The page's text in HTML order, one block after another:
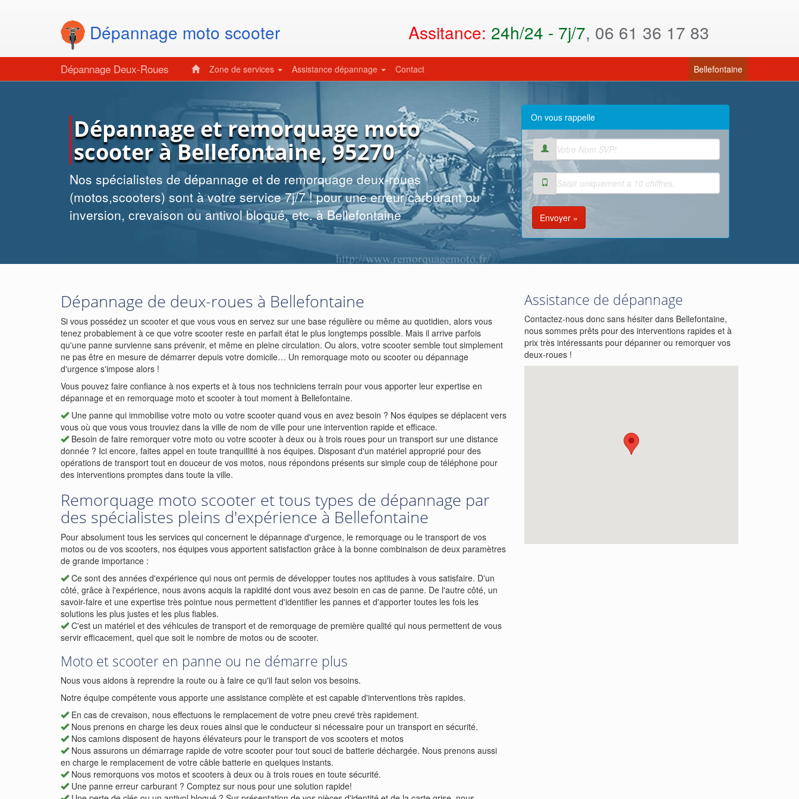
Dépannage moto scooter Assitance: 24h/24 - 7j/7, 06 61 36 17 83
Dépannage Deux-Roues Zone de services Assistance dépannage Contact Bellefontaine(current)
Dépannage et remorquage moto
scooter à Bellefontaine, 95270
Nos spécialistes de dépannage et de remorquage deux-roues
(motos,scooters) sont à votre service 7j/7 ! pour une erreur carburant ou
inversion, crevaison ou antivol bloqué, etc. à Bellefontaine
On vous rappelle
Envoyer »
Dépannage de deux-roues à Bellefontaine
Si vous possédez un scooter et que vous vous en servez sur une base régulière ou même au quotidien, alors vous
tenez probablement à ce que votre scooter reste en parfait état le plus longtemps possible. Mais il arrive parfois
qu'une panne survienne sans prévenir, et même en pleine circulation. Ou alors, votre scooter semble tout simplement
ne pas être en mesure de démarrer depuis votre domicile… Un remorquage moto ou scooter ou dépannage
d'urgence s'impose alors !
Vous pouvez faire confiance à nos experts et à tous nos techniciens terrain pour vous apporter leur expertise en
dépannage et en remorquage moto et scooter à tout moment à Bellefontaine.
Une panne qui immobilise votre moto ou votre scooter quand vous en avez besoin ? Nos équipes se déplacent vers
vous où que vous vous trouviez dans la ville de nom de ville pour une intervention rapide et efficace.
Besoin de faire remorquer votre moto ou votre scooter à deux ou à trois roues pour un transport sur une distance
donnée ? Ici encore, faites appel en toute tranquillité à nos équipes. Disposant d'un matériel approprié pour des
opérations de transport tout en douceur de vos motos, nous répondons présents sur simple coup de téléphone pour
des interventions promptes dans toute la ville.
Remorquage moto scooter et tous types de dépannage par
des spécialistes pleins d'expérience à Bellefontaine
Pour absolument tous les services qui concernent le dépannage d'urgence, le remorquage ou le transport de vos
motos ou de vos scooters, nos équipes vous apportent satisfaction grâce à la bonne combinaison de deux paramètres
de grande importance :
Ce sont des années d'expérience qui nous ont permis de développer toutes nos aptitudes à vous satisfaire. D'un
côté, grâce à l'expérience, nous avons acquis la rapidité dont vous avez besoin en cas de panne. De l'autre côté, un
savoir-faire et une expertise très pointue nous permettent d'identifier les pannes et d'apporter toutes les fois les
solutions les plus justes et les plus fiables.
C'est un matériel et des véhicules de transport et de remorquage de première qualité qui nous permettent de vous
servir efficacement, quel que soit le nombre de motos ou de scooter.
Moto et scooter en panne ou ne démarre plus
Nous vous aidons à reprendre la route ou à faire ce qu'il faut selon vos besoins.
Notre équipe compétente vous apporte une assistance complète et est capable d'interventions très rapides.
En cas de crevaison, nous effectuons le remplacement de votre pneu crevé très rapidement.
Nous prenons en charge les deux roues ainsi que le conducteur si nécessaire pour un transport en sécurité.
Nos camions disposent de hayons élévateurs pour le transport de vos scooters et motos
Nous assurons un démarrage rapide de votre scooter pour tout souci de batterie déchargée. Nous prenons aussi
en charge le remplacement de votre câble batterie en quelques instants.
Nous remorquons vos motos et scooters à deux ou à trois roues en toute sécurité.
Une panne erreur carburant ? Comptez sur nous pour une solution rapide!
Assistance de dépannage
Contactez-nous donc sans hésiter dans Bellefontaine,
nous sommes prêts pour des interventions rapides et à
prix très intéressants pour dépanner ou remorquer vos
deux-roues !